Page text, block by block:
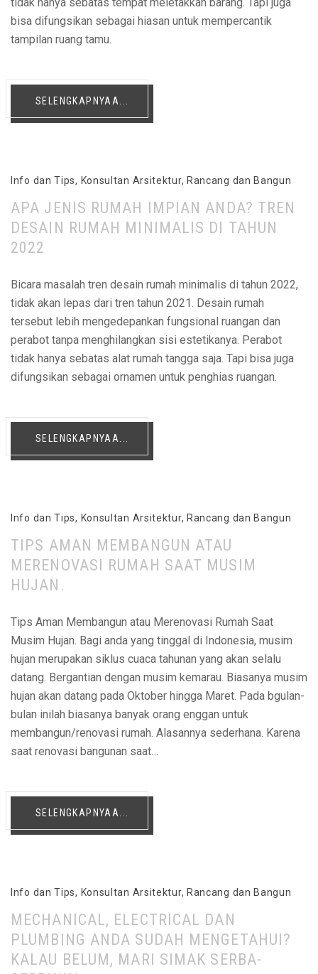
bisa difungsikan sebagai hiasan untuk mempercantik
tampilan ruang tamu.
SELENGKAPNYAA...
Info dan Tips, Konsultan Arsitektur, Rancang dan Bangun
APA JENIS RUMAH IMPIAN ANDA? TREN
DESAIN RUMAH MINIMALIS DI TAHUN
2022
Bicara masalah tren desain rumah minimalis di tahun 2022,
tidak akan lepas dari tren tahun 2021. Desain rumah
tersebut lebih mengedepankan fungsional ruangan dan
perabot tanpa menghilangkan sisi estetikanya. Perabot
tidak hanya sebatas alat rumah tangga saja. Tapi bisa juga
difungsikan sebagai ornamen untuk penghias ruangan.
SELENGKAPNYAA...
Info dan Tips, Konsultan Arsitektur, Rancang dan Bangun
TIPS AMAN MEMBANGUN ATAU
MERENOVASI RUMAH SAAT MUSIM
HUJAN.
Tips Aman Membangun atau Merenovasi Rumah Saat
Musim Hujan. Bagi anda yang tinggal di Indonesia, musim
hujan merupakan siklus cuaca tahunan yang akan selalu
datang. Bergantian dengan musim kemarau. Biasanya musim
hujan akan datang pada Oktober hingga Maret. Pada bgulan-
bulan inilah biasanya banyak orang enggan untuk
membangun/renovasi rumah. Alasannya sederhana. Karena
saat renovasi bangunan saat…
SELENGKAPNYAA...
Info dan Tips, Konsultan Arsitektur, Rancang dan Bangun
MECHANICAL, ELECTRICAL DAN
PLUMBING ANDA SUDAH MENGETAHUI?
KALAU BELUM, MARI SIMAK SERBA-